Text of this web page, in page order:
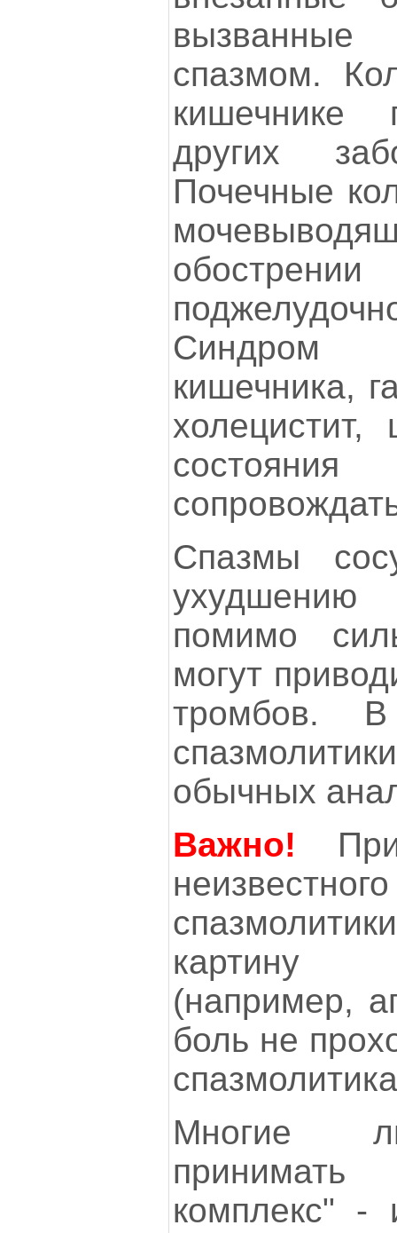
спазмом.
кишечнике
других
Почечные
Синдром
кишечника,
Спазмы
ухудшению
помимо
могут
тромбов.
обычных
Важно!
картину
(например,
боль не
Многие
комплекс" -